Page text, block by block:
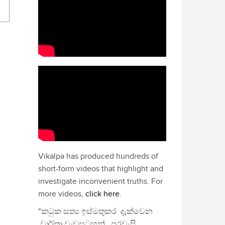
Vikalpa has produced hundreds of
short-form videos that highlight and
investigate inconvenient truths. For
more videos, click here.
"කටුක සත්‍ය ඉස්මතුකර දැක්වෙන